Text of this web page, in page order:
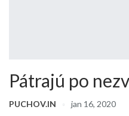
Pátrajú po
PUCHOV.IN jan 16, 2020